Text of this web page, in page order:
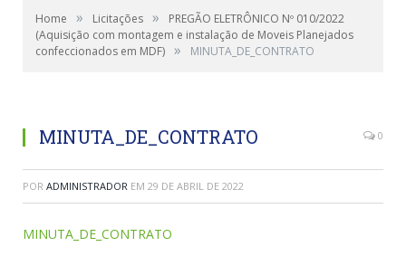
Home » Licitações »
PREGÃO ELETRÔNICO Nº 010/2022
(Aquisição com montagem e instalação de Moveis Planejados
confeccionados em MDF) » MINUTA_DE_CONTRATO
MINUTA_DE_CONTRATO 0
POR ADMINISTRADOR EM 29 DE ABRIL DE 2022
MINUTA_DE_CONTRATO